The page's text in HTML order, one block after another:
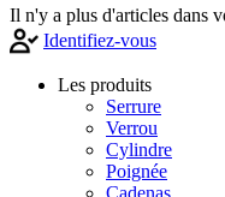
Il n'y a plus d'articles dans
Identifiez-vous
Les produits
Serrure
Verrou
Cylindre
Poignée
Cadenas